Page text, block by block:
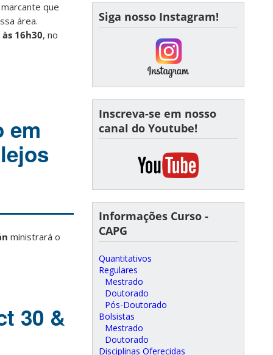
que
área.
16h30, no
em
ministrará o
30 &
Siga nosso Instagram!
Inscreva-se em nosso
canal do Youtube!
Informações Curso -
CAPG
Quantitativos
Regulares
Mestrado
Doutorado
Pós-Doutorado
Bolsistas
Mestrado
Doutorado
Disciplinas Oferecidas